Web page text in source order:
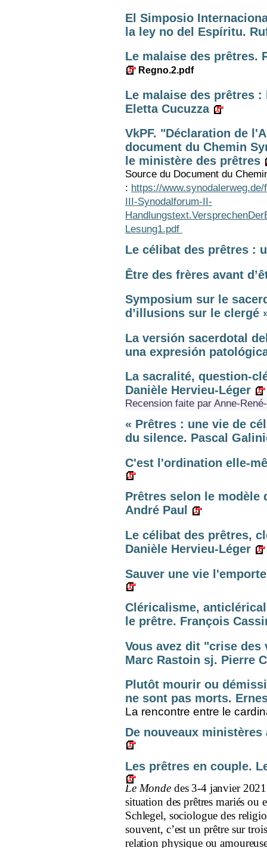
El Simposio
la ley no del Espíritu.
Le malaise des prêtres.
Regno.2.pdf
Le malaise des prêtres
Eletta Cucuzza
VkPF. "Déclaration de
document du Chemin
le ministère des prêtres
Source du Document du
: https://
III-Synodalforum-II-
Lesung1.pdf
Le célibat des prêtres :
Être des frères avant
Symposium sur le
d’illusions sur le clergé
La versión sacerdotal
una expresión
La sacralité, question-
Danièle Hervieu-Léger
Recension faite par Anne-
« Prêtres : une vie de
du silence. Pascal
C'est l'ordination elle-
Prêtres selon le modèle
André Paul
Le célibat des prêtres,
Danièle Hervieu-Léger
Sauver une vie
Cléricalisme,
le prêtre. François
Vous avez dit "crise
Marc Rastoin sj. Pierre
Plutôt mourir ou
ne sont pas morts.
La rencontre entre le
De nouveaux
Les prêtres en couple.
Le Monde des 3-4 janvier 2021
situation des prêtres mariés ou
Schlegel, sociologue des
souvent, c’est un prêtre sur
relation physique ou